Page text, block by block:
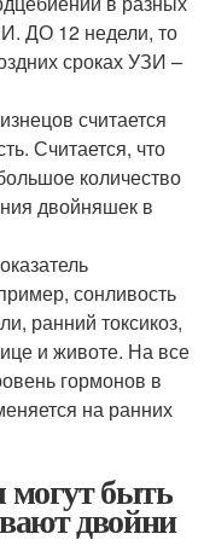
ДО 12 недели, то
сроках УЗИ –
считается
Считается, что
количество
двойняшек в
сонливость
ранний токсикоз,
и животе. На все
гормонов в
на ранних
быть
двойни